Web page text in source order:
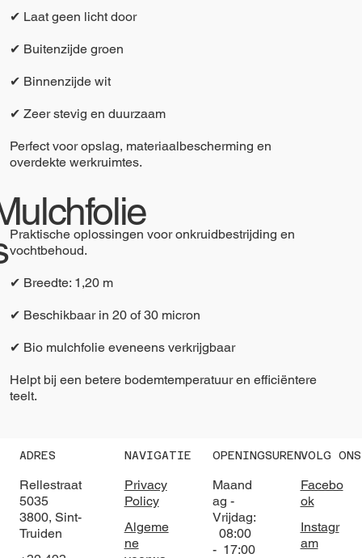
✔ Laat geen licht door
✔ Buitenzijde groen
✔ Binnenzijde wit
✔ Zeer stevig en duurzaam
Perfect voor opslag, materiaalbescherming en
overdekte werkruimtes.
Praktische oplossingen voor onkruidbestrijding en
vochtbehoud.
✔ Breedte: 1,20 m
✔ Beschikbaar in 20 of 30 micron
✔ Bio mulchfolie eveneens verkrijgbaar
Helpt bij een betere bodemtemperatuur en efficiëntere
teelt.
ADRES
Rellestraat
5035
3800, Sint-
Truiden
NAVIGATIE
Privacy
Policy
Algeme
ne
VOLG ONS
Facebo
ok
Instagr
am
OPENINGSUREN
Maand
ag -
Vrijdag:
08:00
- 17:00